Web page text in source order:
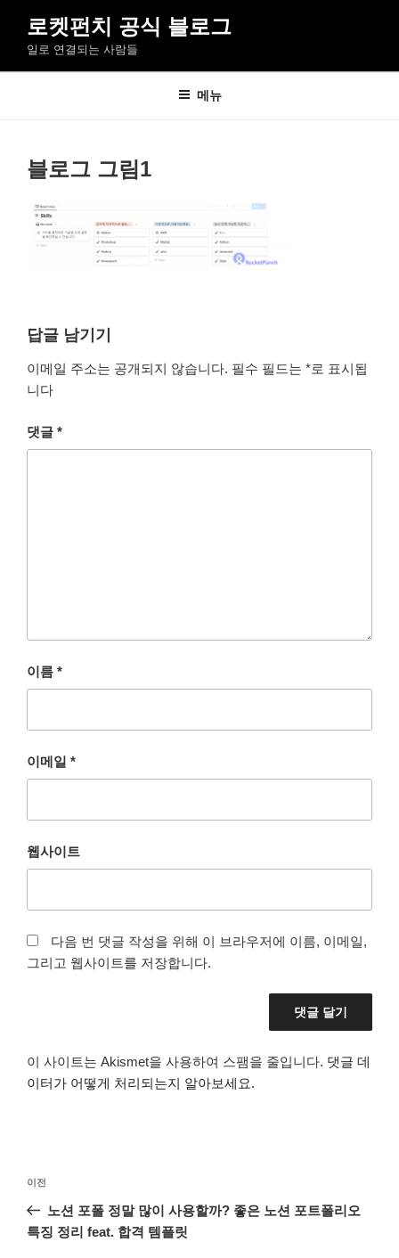
로
로켓펀치 공식 블로그
일로 연결되는 사람들
메뉴
블로그 그림1
답글 남기기
이메일 주소는 공개되지 않습니다. 필수 필드는 *로 표시됩
니다
댓글 *
이름 *
이메일 *
웹사이트
다음 번 댓글 작성을 위해 이 브라우저에 이름, 이메일,
그리고 웹사이트를 저장합니다.
이 사이트는 Akismet을 사용하여 스팸을 줄입니다. 댓글 데
이터가 어떻게 처리되는지 알아보세요.
색
이
전
글
이전
노션 포폴 정말 많이 사용할까? 좋은 노션 포트폴리오
특징 정리 feat. 합격 템플릿